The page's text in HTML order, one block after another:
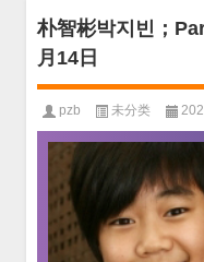
朴智彬박지빈；
月14日
pzb 未分类